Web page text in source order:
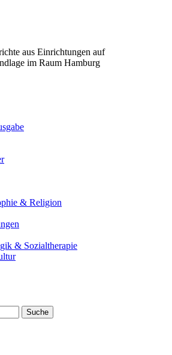
aus Einrichtungen auf
im Raum Hamburg
& Religion
& Sozialtherapie